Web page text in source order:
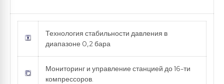
Технология стабильности давления в
диапазоне 0,2 бара
Мониторинг и управление станцией до 16-ти
компрессоров.